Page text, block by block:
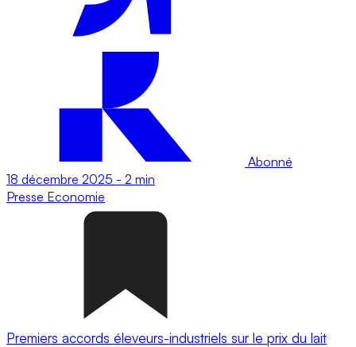
Abonné
18 décembre 2025 - 2 min
Presse Economie
Premiers accords éleveurs-industriels sur le prix du lait